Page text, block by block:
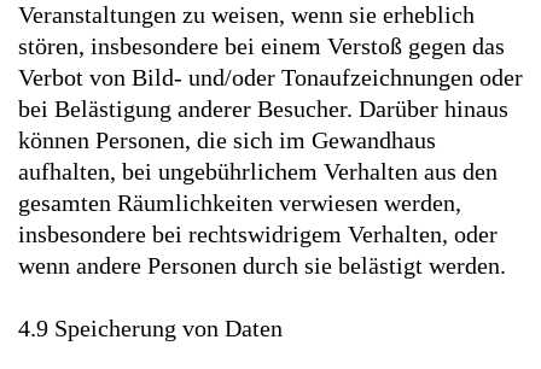
Veranstaltungen zu weisen, wenn sie erheblich
stören, insbesondere bei einem Verstoß gegen das
Verbot von Bild- und/oder Tonaufzeichnungen oder
bei Belästigung anderer Besucher. Darüber hinaus
können Personen, die sich im Gewandhaus
aufhalten, bei ungebührlichem Verhalten aus den
gesamten Räumlichkeiten verwiesen werden,
insbesondere bei rechtswidrigem Verhalten, oder
wenn andere Personen durch sie belästigt werden.
4.9 Speicherung von Daten